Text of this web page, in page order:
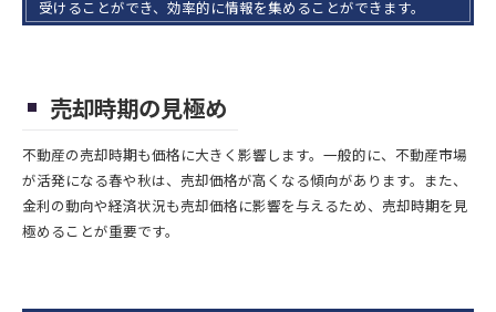
受けることができ、効率的に情報を集めることができます。
売却時期の見極め
不動産の売却時期も価格に大きく影響します。一般的に、不動産市場
が活発になる春や秋は、売却価格が高くなる傾向があります。また、
金利の動向や経済状況も売却価格に影響を与えるため、売却時期を見
極めることが重要です。